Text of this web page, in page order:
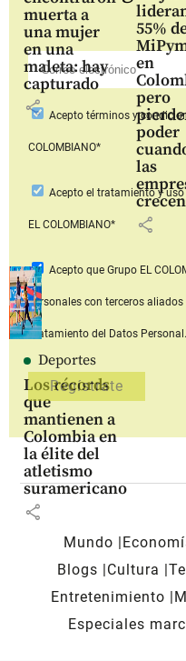
muerta a
una mujer
en una
maleta: hay
capturado
share
55%
en
pero
poder
las
crecen
share
Deportes
Los récords
que
mantienen a
Colombia en
la élite del
atletismo
suramericano
share
Aceptotérminos y
COLOMBIANO*
Acepto el tratamiento y uso
EL COLOMBIANO*
Acepto que Grupo EL
personales con terceros
Tratamiento del Datos Personal.
Mundo
Blogs
Cultura
Entretenimiento
Especiales